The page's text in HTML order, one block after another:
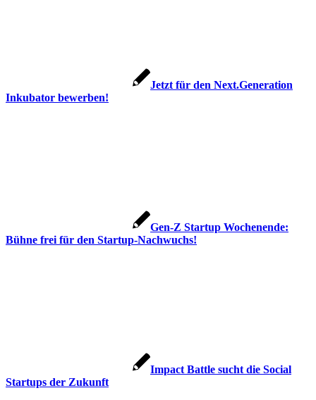
Jetzt für den Next.Generation
Inkubator bewerben!
Gen-Z Startup Wochenende:
Bühne frei für den Startup-Nachwuchs!
Impact Battle sucht die Social
Startups der Zukunft